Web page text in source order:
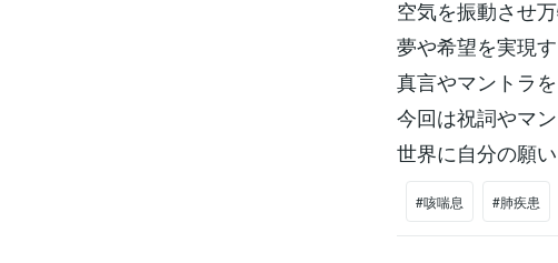
空気を振動させ
夢や希望を実現
真言やマントラ
今回は祝詞やマ
世界に自分の願
#咳喘息 #肺疾患